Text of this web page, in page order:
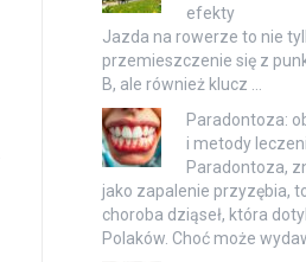
efekty
Jazda na rowerze to nie
przemieszczenie się z
B, ale również klucz …
Paradontoza:
i metody
Paradontoza,
jako zapalenie przyzębia,
choroba dziąseł, która
Polaków. Choć może